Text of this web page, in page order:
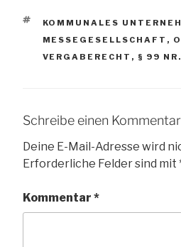
SCHLAGWÖRTER
KOMMUNALES
MESSEGESELLSCHAFT ,
VERGABERECHT , § 99
Schreibe einen Kommentar
Deine E-Mail-Adresse wird
Erforderliche Felder sind mit
Kommentar *